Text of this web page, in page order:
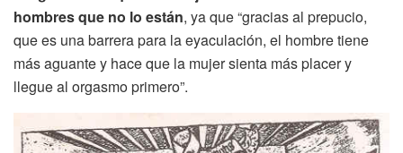
hombres que no lo están, ya que “gracias al prepucio,
que es una barrera para la eyaculación, el hombre tiene
más aguante y hace que la mujer sienta más placer y
llegue al orgasmo primero”.